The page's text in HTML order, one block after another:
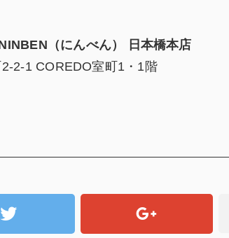
（にんべん） 日本橋本店
COREDO室町1・1階